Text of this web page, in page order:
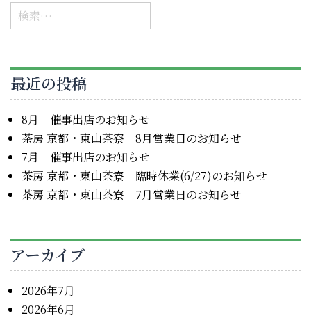
検
索:
最近の投稿
8月 催事出店のお知らせ
茶房 京都・東山茶寮 8月営業日のお知らせ
7月 催事出店のお知らせ
茶房 京都・東山茶寮 臨時休業(6/27)のお知らせ
茶房 京都・東山茶寮 7月営業日のお知らせ
アーカイブ
2026年7月
2026年6月